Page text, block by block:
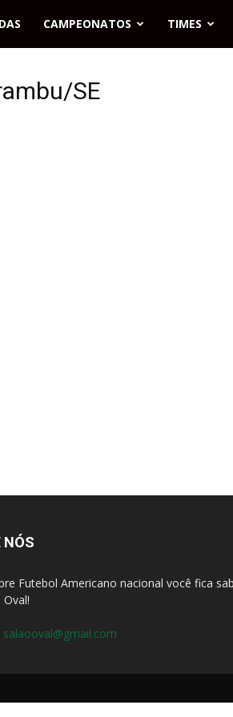
CAMPEONATOS TIMES
SE
NÓS
Futebol Americano nacional você fica
salaooval@gmail.com